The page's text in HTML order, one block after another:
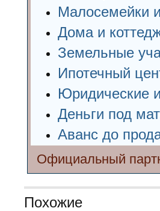
Малосемейки
Дома и
Земельные
Ипотечный
Юридические и
Деньги под
Аванс до
Официальный
Похожие